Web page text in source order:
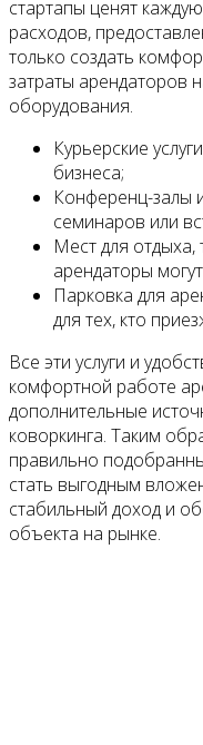
стартапы ценят
расходов,
только создать
затраты арендаторов
оборудования.
Курьерские
бизнеса;
Конференц-залы
семинаров или
Мест для отдыха,
арендаторы
Парковка для
для тех, кто
Все эти услуги и
комфортной работе
дополнительные
коворкинга. Таким
правильно
стать выгодным
стабильный доход и
объекта на рынке.